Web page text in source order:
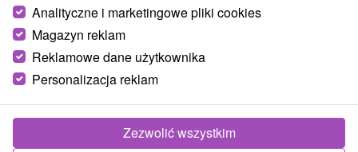
Chalupa Varechovský potok Vysoká nad
Kysucou
Analityczne i marketingowe pliki cookies
Magazyn reklam
Reklamowe dane użytkownika
Personalizacja reklam
Zezwolić wszystkim